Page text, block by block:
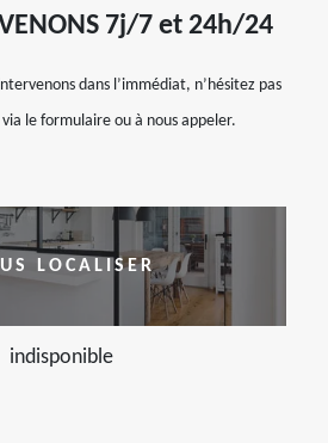
7j/7 et 24h/24
dans l’immédiat, n’hésitez pas
le formulaire ou à nous appeler.
LOCALISER
indisponible